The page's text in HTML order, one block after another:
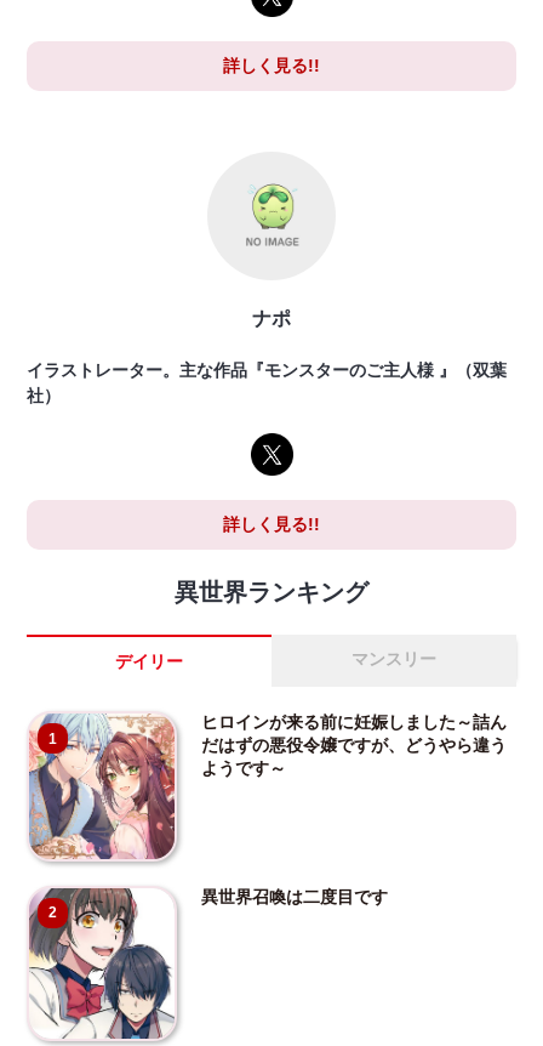
詳しく見る!!
ナポ
イラストレーター。主な作品『モンスターのご主人様 』（双葉
社）
詳しく見る!!
異世界ランキング
デイリー マンスリー
1
ヒロインが来る前に妊娠しました～詰ん
だはずの悪役令嬢ですが、どうやら違う
ようです～
2
異世界召喚は二度目です